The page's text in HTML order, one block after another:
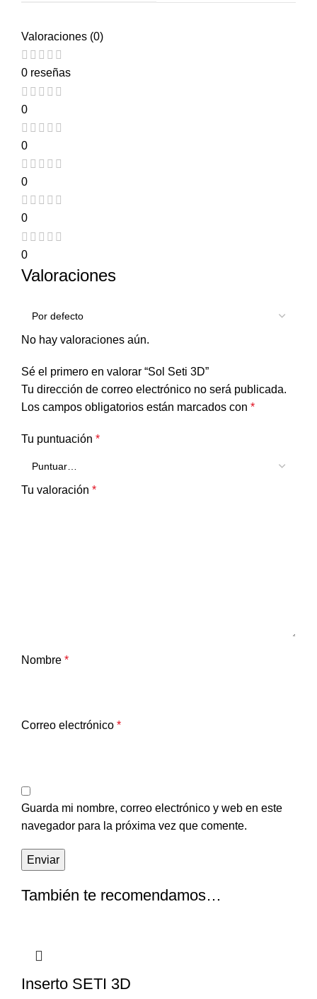
Valoraciones (0)
0 reseñas
0
0
0
0
0
Valoraciones
No hay valoraciones aún.
Sé el primero en valorar “Sol Seti 3D”
Tu dirección de correo electrónico no será publicada.
Los campos obligatorios están marcados con *
Tu puntuación *
Tu valoración *
Nombre *
Correo electrónico *
Guarda mi nombre, correo electrónico y web en este
navegador para la próxima vez que comente.
También te recomendamos…
Inserto SETI 3D